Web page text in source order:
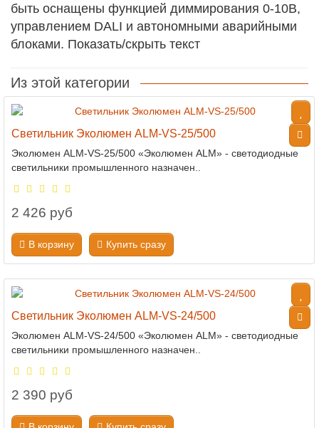
быть оснащены функцией диммирования 0-10В,
управлением DALI и автономными аварийными
блоками. Показать/скрыть текст
Из этой категории
Светильник Эколюмен ALM-VS-25/500
Эколюмен ALM-VS-25/500 «Эколюмен ALM» - светодиодные
светильники промышленного назначен..
2 426 руб
В корзину Купить сразу
Светильник Эколюмен ALM-VS-24/500
Эколюмен ALM-VS-24/500 «Эколюмен ALM» - светодиодные
светильники промышленного назначен..
2 390 руб